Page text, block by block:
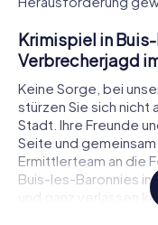
Krimispiel in
Verbrecherjagd
Keine Sorge, bei
stürzen Sie sich nicht
Stadt. Ihre Freunde
Seite und
Ermittlerteam an die
Buis-les-Baronnies
und ganz verlassen
wichtigstes